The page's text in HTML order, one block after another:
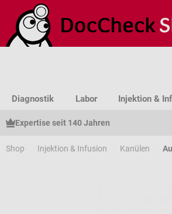
Hauptinhalt springen
Zur Suche springen
Zur Hauptnavigation springen
Diagnostik Labor Injektion &
Expertise seit 140 Jahren
Shop Injektion & Infusion Kanülen